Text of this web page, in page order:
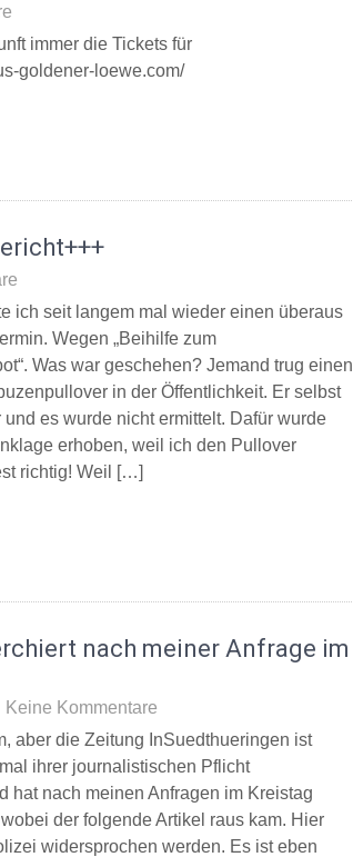
immer die Tickets für
goldener-loewe.com/
ich seit langem mal wieder einen überaus
Wegen „Beihilfe zum
Was war geschehen? Jemand trug einen
in der Öffentlichkeit. Er selbst
es wurde nicht ermittelt. Dafür wurde
erhoben, weil ich den Pullover
richtig! Weil […]
nach meiner Anfrage im
Keine Kommentare
aber die Zeitung InSuedthueringen ist
ihrer journalistischen Pflicht
hat nach meinen Anfragen im Kreistag
der folgende Artikel raus kam. Hier
widersprochen werden. Es ist eben